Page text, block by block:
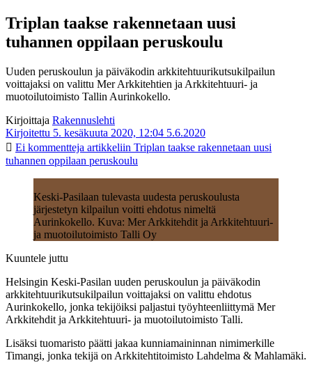
Triplan taakse rakennetaan uusi
tuhannen oppilaan peruskoulu
Uuden peruskoulun ja päiväkodin arkkitehtuurikutsukilpailun
voittajaksi on valittu Mer Arkkitehtien ja Arkkitehtuuri- ja
muotoilutoimisto Tallin Aurinkokello.
Kirjoittaja Rakennuslehti
Kirjoitettu 5. kesäkuuta 2020, 12:04 5.6.2020
Ei kommentteja artikkeliin Triplan taakse rakennetaan uusi
tuhannen oppilaan peruskoulu
Keski-Pasilaan tulevasta uudesta peruskoulusta
järjestetyn kilpailun voitti ehdotus nimeltä
Aurinkokello. Kuva: Mer Arkkitehdit ja Arkkitehtuuri-
ja muotoilutoimisto Talli Oy
Kuuntele juttu
Helsingin Keski-Pasilan uuden peruskoulun ja päiväkodin
arkkitehtuurikutsukilpailun voittajaksi on valittu ehdotus
Aurinkokello, jonka tekijöiksi paljastui työyhteenliittymä Mer
Arkkitehdit ja Arkkitehtuuri- ja muotoilutoimisto Talli.
Lisäksi tuomaristo päätti jakaa kunniamaininnan nimimerkille
Timangi, jonka tekijä on Arkkitehtitoimisto Lahdelma & Mahlamäki.